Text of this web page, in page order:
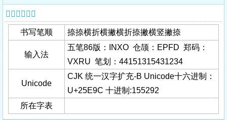
𥺜字基本信息
书写笔顺 捺捺横折横撇横折捺撇横竖撇捺
输入法
五笔86版：INXO 仓颉：EPFD 郑码：
VXRU 笔划：44151315431234
Unicode
CJK 统一汉字扩充-B Unicode十六进制：
U+25E9C 十进制:155292
所在字表